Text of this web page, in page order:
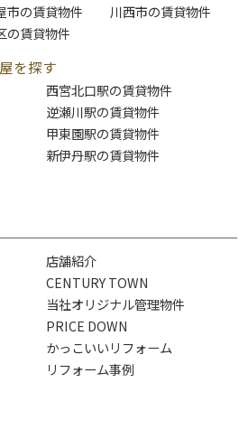
市の賃貸物件
川西市の賃貸物件
の賃貸物件
を探す
西宮北口駅の賃貸物件
逆瀬川駅の賃貸物件
甲東園駅の賃貸物件
新伊丹駅の賃貸物件
店舗紹介
CENTURY TOWN
当社オリジナル管理物件
PRICE DOWN
かっこいいリフォーム
リフォーム事例